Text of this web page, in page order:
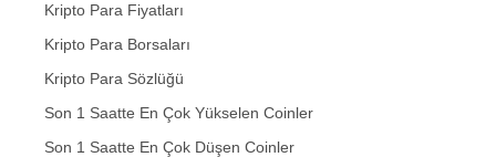
Kripto Para Fiyatları
Kripto Para Borsaları
Kripto Para Sözlüğü
Son 1 Saatte En Çok Yükselen Coinler
Son 1 Saatte En Çok Düşen Coinler